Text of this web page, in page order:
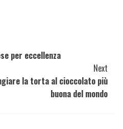
per eccellenza
Next
la torta al cioccolato più
buona del mondo